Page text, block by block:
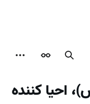
جستجوظاهر
احیا کننده